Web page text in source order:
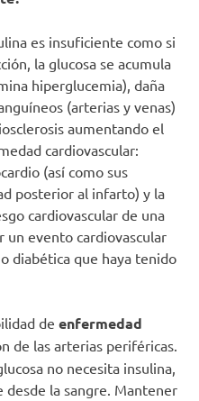
es insuficiente como si
la glucosa se acumula
hiperglucemia), daña
(arterias y venas)
aumentando el
cardiovascular:
(así como sus
posterior al infarto) y la
cardiovascular de una
un evento cardiovascular
diabética que haya tenido
de enfermedad
de las arterias periféricas.
no necesita insulina,
la sangre. Mantener